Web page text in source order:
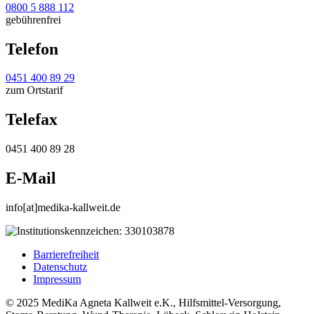
0800 5 888 112
gebührenfrei
Telefon
0451 400 89 29
zum Ortstarif
Telefax
0451 400 89 28
E-Mail
info[at]medika-kallweit.de
Barrierefreiheit
Datenschutz
Impressum
© 2025 MediKa Agneta Kallweit e.K., Hilfsmittel-Versorgung,